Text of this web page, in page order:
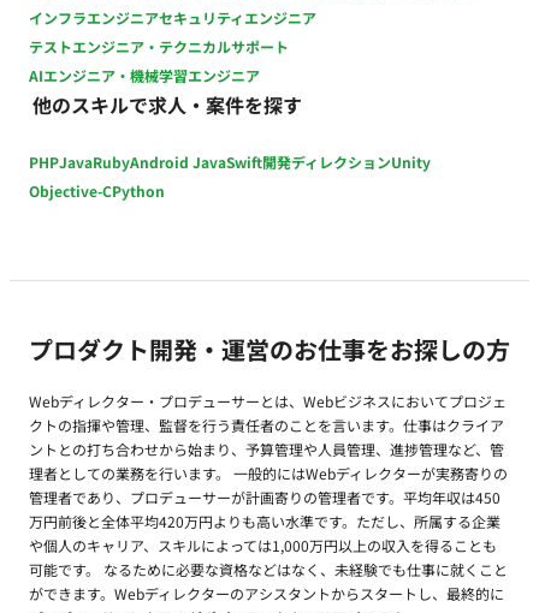
インフラエンジニアセキュリティエンジニア
テストエンジニア・テクニカルサポート
AIエンジニア・機械学習エンジニア
他のスキルで求人・案件を探す
PHPJavaRubyAndroid JavaSwift開発ディレクションUnity
Objective-CPython
プロダクト開発・運営のお仕事をお探しの方
Webディレクター・プロデューサーとは、Webビジネスにおいてプロジェ
クトの指揮や管理、監督を行う責任者のことを言います。仕事はクライア
ントとの打ち合わせから始まり、予算管理や人員管理、進捗管理など、管
理者としての業務を行います。 一般的にはWebディレクターが実務寄りの
管理者であり、プロデューサーが計画寄りの管理者です。平均年収は450
万円前後と全体平均420万円よりも高い水準です。ただし、所属する企業
や個人のキャリア、スキルによっては1,000万円以上の収入を得ることも
可能です。 なるために必要な資格などはなく、未経験でも仕事に就くこと
ができます。Webディレクターのアシスタントからスタートし、最終的に